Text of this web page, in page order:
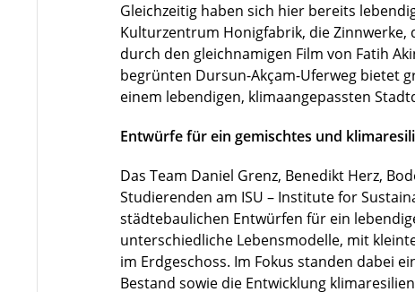
Gleichzeitig haben sich hier bereits
Kulturzentrum Honigfabrik, die Zinnwerke,
durch den gleichnamigen Film von Fatih
begrünten Dursun-Akçam-Uferweg bietet
einem lebendigen, klimaangepassten
Entwürfe für ein gemischtes und
Das Team Daniel Grenz, Benedikt Herz,
Studierenden am ISU – Institute for
städtebaulichen Entwürfen für ein
unterschiedliche Lebensmodelle, mit
im Erdgeschoss. Im Fokus standen dabei
Bestand sowie die Entwicklung